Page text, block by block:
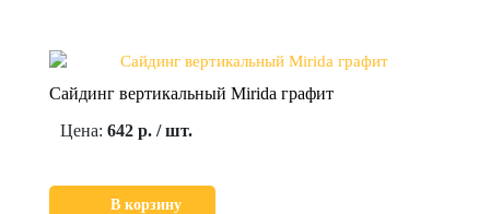
Сайдинг вертикальный Mirida графит
Цена: 642 р. / шт.
В корзину